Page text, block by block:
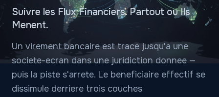
Suivre les Flux Financiers. Partout ou Ils
Menent.
Un virement bancaire est trace jusqu'a une
societe-ecran dans une juridiction donnee —
puis la piste s'arrete. Le beneficiaire effectif se
dissimule derriere trois couches